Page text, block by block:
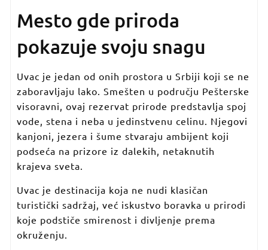
Mesto gde priroda
pokazuje svoju snagu
Uvac je jedan od onih prostora u Srbiji koji se ne
zaboravljaju lako. Smešten u području Pešterske
visoravni, ovaj rezervat prirode predstavlja spoj
vode, stena i neba u jedinstvenu celinu. Njegovi
kanjoni, jezera i šume stvaraju ambijent koji
podseća na prizore iz dalekih, netaknutih
krajeva sveta.
Uvac je destinacija koja ne nudi klasičan
turistički sadržaj, već iskustvo boravka u prirodi
koje podstiče smirenost i divljenje prema
okruženju.